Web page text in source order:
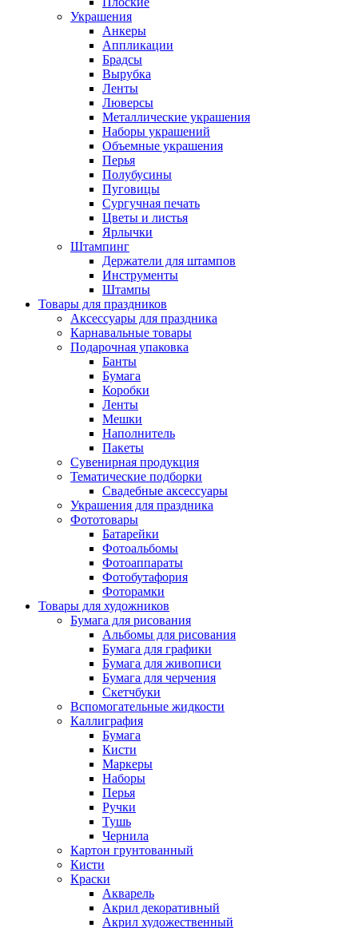
Украшения
Анкеры
Аппликации
Брадсы
Вырубка
Ленты
Люверсы
Металлические украшения
Наборы украшений
Объемные украшения
Перья
Полубусины
Пуговицы
Сургучная печать
Цветы и листья
Ярлычки
Штампинг
Держатели для штампов
Инструменты
Штампы
Товары для праздников
Аксессуары для праздника
Карнавальные товары
Подарочная упаковка
Банты
Бумага
Коробки
Ленты
Мешки
Наполнитель
Пакеты
Сувенирная продукция
Тематические подборки
Свадебные аксессуары
Украшения для праздника
Фототовары
Батарейки
Фотоальбомы
Фотоаппараты
Фотобутафория
Фоторамки
Товары для художников
Бумага для рисования
Альбомы для рисования
Бумага для графики
Бумага для живописи
Бумага для черчения
Скетчбуки
Вспомогательные жидкости
Каллиграфия
Бумага
Кисти
Маркеры
Наборы
Перья
Ручки
Тушь
Чернила
Картон грунтованный
Кисти
Краски
Акварель
Акрил декоративный
Акрил художественный